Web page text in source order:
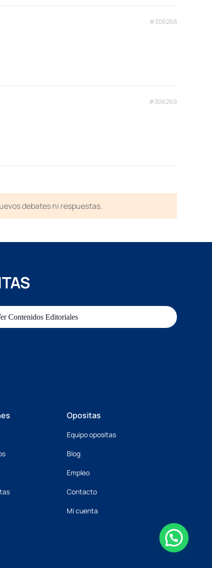
#306268
#306269
debates ni respuestas.
Contenidos Editoriales
Opositas
Equipo opositas
Blog
Empleo
Contacto
Mi cuenta